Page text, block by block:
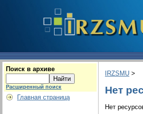
Поиск в архиве
Расширенный поиск
Главная страница
IRZSMU >
Нет
Нет